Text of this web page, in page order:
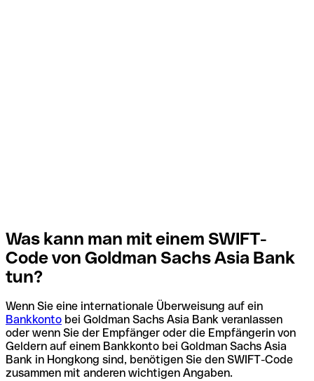
Was kann man mit einem SWIFT-
Code von Goldman Sachs Asia Bank
tun?
Wenn Sie eine internationale Überweisung auf ein
Bankkonto bei Goldman Sachs Asia Bank veranlassen
oder wenn Sie der Empfänger oder die Empfängerin von
Geldern auf einem Bankkonto bei Goldman Sachs Asia
Bank in Hongkong sind, benötigen Sie den SWIFT-Code
zusammen mit anderen wichtigen Angaben.